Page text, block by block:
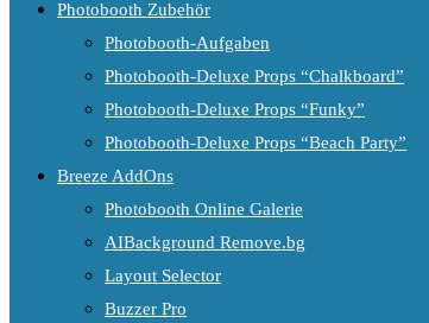
Photobooth Zubehör
Photobooth-Aufgaben
Photobooth-Deluxe Props “Chalkboard”
Photobooth-Deluxe Props “Funky”
Photobooth-Deluxe Props “Beach Party”
Breeze AddOns
Photobooth Online Galerie
AIBackground Remove.bg
Layout Selector
Buzzer Pro